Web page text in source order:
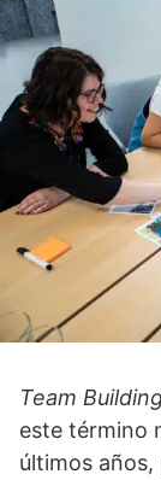
Team
este término
últimos años,